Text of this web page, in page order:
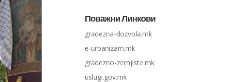
Поважни Линкови
gradezna-dozvola.mk
e-urbanizam.mk
gradezno-zemjiste.mk
uslugi.gov.mk